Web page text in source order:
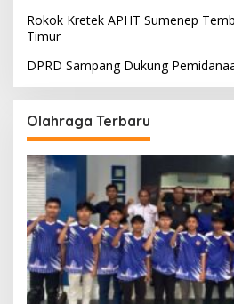
Rokok Kretek APHT Sumenep
Timur
DPRD Sampang Dukung
Olahraga Terbaru